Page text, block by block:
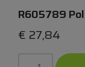
R605789
€ 27,84